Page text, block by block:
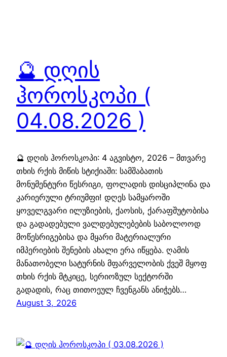
🔮 დღის
ჰოროსკოპი (
04.08.2026 )
🔮 დღის ჰოროსკოპი: 4 აგვისტო, 2026 – მთვარე
თხის რქის მიწის სტიქიაში: სამშაბათის
მონუმენტური წესრიგი, ფოლადის დისციპლინა და
კარიერული ტრიუმფი! დღეს სამყაროში
ყოველგვარი ილუზიების, ქაოსის, ქარაფშუტობისა
და გადადებული ვალდებულებების საბოლოოდ
მოწესრიგებისა და მყარი მატერიალური
იმპერიების შენების ახალი ერა იწყება. ღამის
მანათობელი სატურნის მფარველობის ქვეშ მყოფ
თხის რქის მტკიცე, სერიოზულ სექტორში
გადადის, რაც თითოეულ ჩვენგანს ანიჭებს…
August 3, 2026